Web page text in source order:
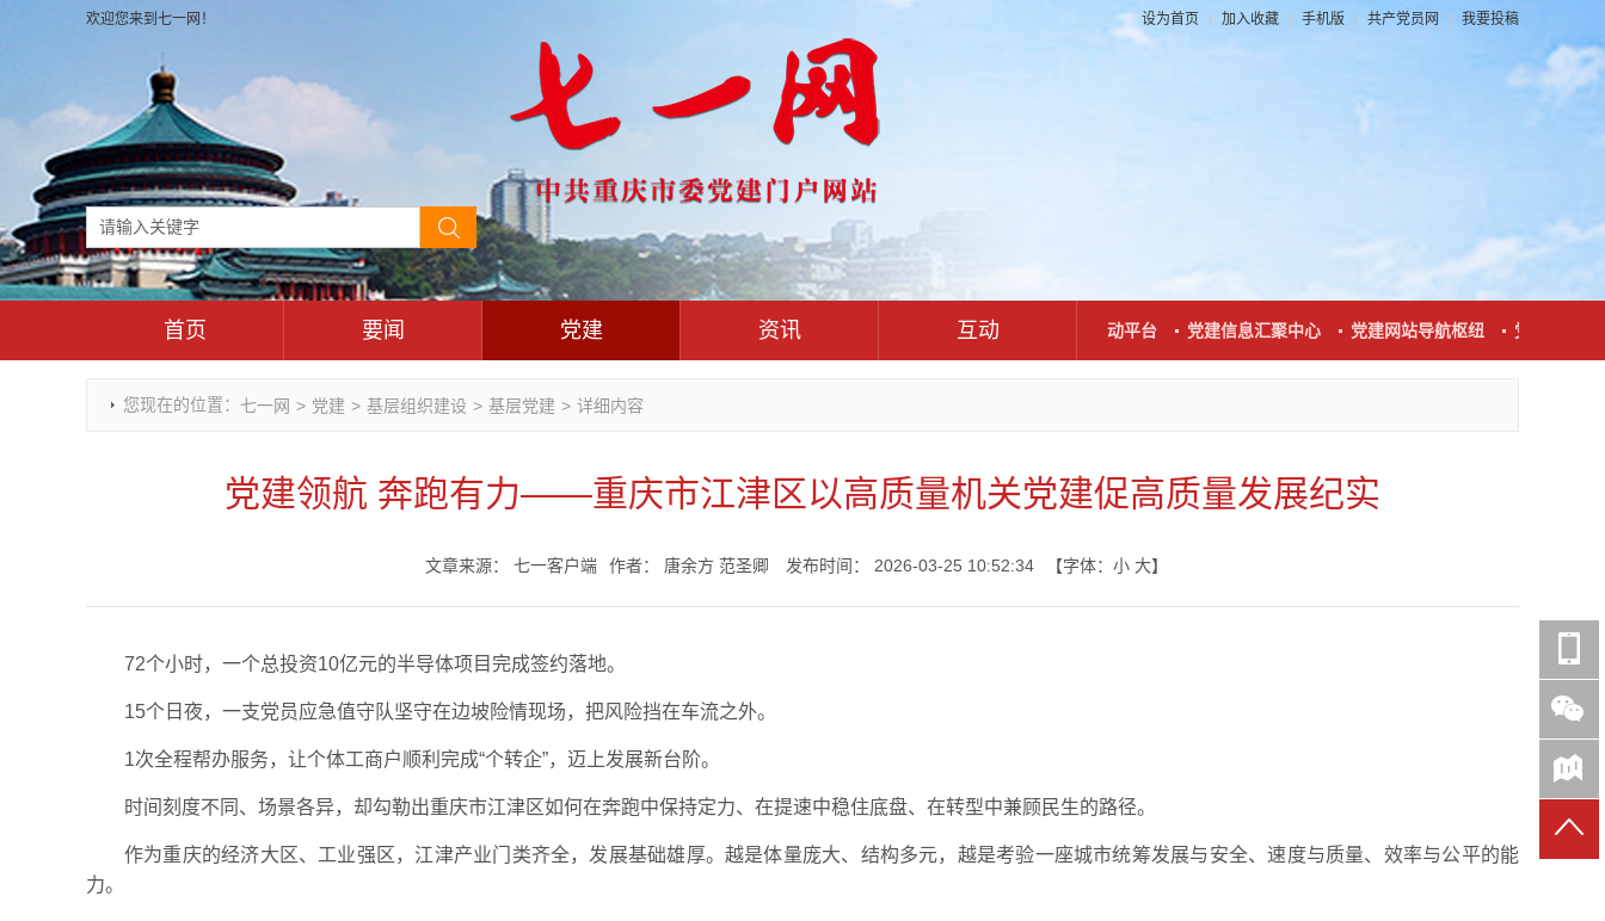
欢迎您来到七一网！ 设为首页 | 加入收藏 | 手机版 | 共产党员网 | 我要投稿
首页 要闻
重庆市领导活动报道集
理论武装
党建
干部工作
基层组织建设
资讯
党务知识
七一书院
互动
党建头条微信公众号
党群联系互动平台 党建信息汇聚中心 党建网站导航枢纽 党建新闻发布
您现在的位置： 七一网 > 党建 > 基层组织建设 > 基层党建 > 详细内容
党建领航 奔跑有力——重庆市江津区以高质量机关党建促高质量发展纪实
文章来源： 七一客户端 作者： 唐余方 范圣卿 发布时间： 2026-03-25 10:52:34 【字体： 小 大】
72个小时，一个总投资10亿元的半导体项目完成签约落地。
15个日夜，一支党员应急值守队坚守在边坡险情现场，把风险挡在车流之外。
1次全程帮办服务，让个体工商户顺利完成“个转企”，迈上发展新台阶。
时间刻度不同、场景各异，却勾勒出重庆市江津区如何在奔跑中保持定力、在提速中稳住底盘、在转型中兼顾民生的路径。
作为重庆的经济大区、工业强区，江津产业门类齐全，发展基础雄厚。越是体量庞大、结构多元，越是考验一座城市统筹发展与安全、速度与质量、效率与公平的能
力。